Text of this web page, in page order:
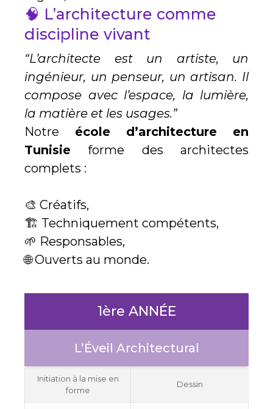
🧠 L’architecture comme
discipline vivant
“L’architecte est un artiste, un
ingénieur, un penseur, un artisan. Il
compose avec l’espace, la lumière,
la matière et les usages.”
Notre école d’architecture en
Tunisie forme des architectes
complets :
🎨 Créatifs,
🏗️ Techniquement compétents,
🌱 Responsables,
🌐 Ouverts au monde.
1ère ANNÉE
L’Éveil Architectural
Initiation à la mise en
forme
Dessin